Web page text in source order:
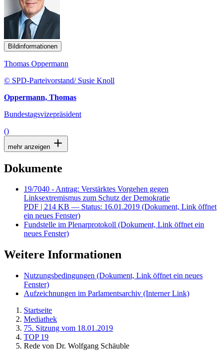
Bildinformationen
Thomas Oppermann
© SPD-Parteivorstand/ Susie Knoll
Oppermann, Thomas
Bundestagsvizepräsident
()
mehr anzeigen
Dokumente
19/7040 - Antrag: Verstärktes Vorgehen gegen
Linksextremismus zum Schutz der Demokratie
PDF | 214 KB — Status: 16.01.2019 (Dokument, Link öffnet
ein neues Fenster)
Fundstelle im Plenarprotokoll (Dokument, Link öffnet ein
neues Fenster)
Weitere Informationen
Nutzungsbedingungen (Dokument, Link öffnet ein neues
Fenster)
Aufzeichnungen im Parlamentsarchiv (Interner Link)
Startseite
Mediathek
75. Sitzung vom 18.01.2019
TOP 19
Rede von Dr. Wolfgang Schäuble